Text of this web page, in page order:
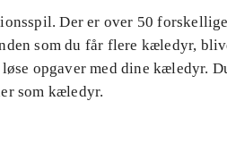
Der er over 50
som du får flere kæledyr,
løse opgaver med dine kæledyr.
som kæledyr.